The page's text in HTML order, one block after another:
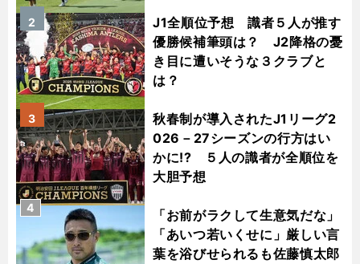
J1全順位予想 識者５人が推す
優勝候補筆頭は？ J2降格の憂
き目に遭いそうな３クラブと
は？
2
秋春制が導入されたJ1リーグ2
026－27シーズンの行方はい
かに!? ５人の識者が全順位を
大胆予想
3
「お前がラクして生意気だな」
「あいつ若いくせに」厳しい言
葉を浴びせられるも佐藤慎太郎
4